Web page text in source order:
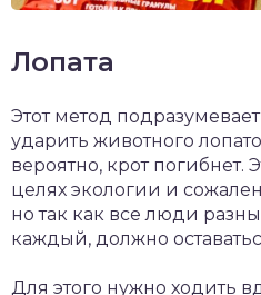
Лопата
Этот метод
ударить животного
вероятно, крот погибнет.
целях экологии и
но так как все люди
каждый, должно
Для этого нужно ходить